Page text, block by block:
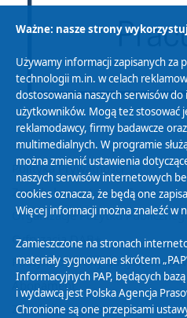
Polityka Prywatności
Zasady korzystania z Serwisu
Organizacje Pożytku
Cyfryzacja DAB+
Polityka ochrony danych
Abonament
Zamówienia publiczne
Ważne: nasze strony
Używamy informacji zapisanych za
technologii m.in. w celach
dostosowania naszych serwisów
użytkowników. Mogą też stosować
reklamodawcy, firmy badawcze
multimedialnych. W programie
można zmienić ustawienia
naszych serwisów internetowych
cookies oznacza, że będą one
Więcej informacji można znaleźć w
Zamieszczone na stronach
materiały sygnowane skrótem
Informacyjnych PAP, będących
i wydawcą jest Polska Agencja
Chronione są one przepisami